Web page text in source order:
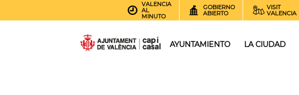
VALENCIA
AL
MINUTO
GOBIERNO
ABIERTO
VISIT
VALENCIA
AYUNTAMIENTO LA CIUDAD